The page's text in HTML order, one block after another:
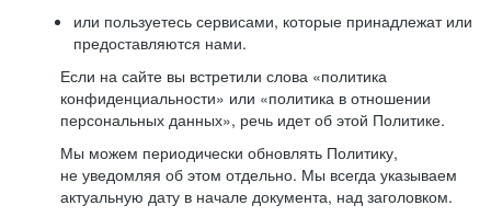
или пользуетесь сервисами, которые принадлежат или
предоставляются нами.
Если на сайте вы встретили слова «политика
конфиденциальности» или «политика в отношении
персональных данных», речь идет об этой Политике.
Мы можем периодически обновлять Политику,
не уведомляя об этом отдельно. Мы всегда указываем
актуальную дату в начале документа, над заголовком.